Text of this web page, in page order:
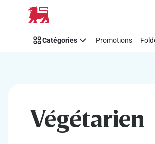
Passer
Catégories Promotions
Végétarien